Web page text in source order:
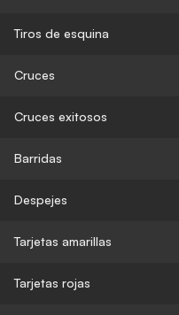
Tiros de esquina
Cruces
Cruces exitosos
Barridas
Despejes
Tarjetas amarillas
Tarjetas rojas